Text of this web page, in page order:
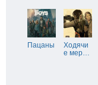
Пацаны
Ходячи
е мер…